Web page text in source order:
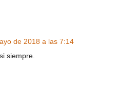
de 2018 a las 7:14
siempre.